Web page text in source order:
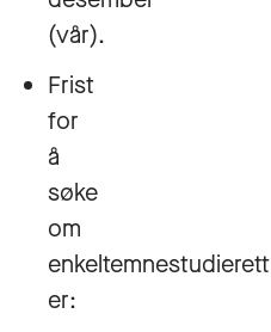
(vår).
Frist
for
å
søke
om
enkeltemnestudierett
er: